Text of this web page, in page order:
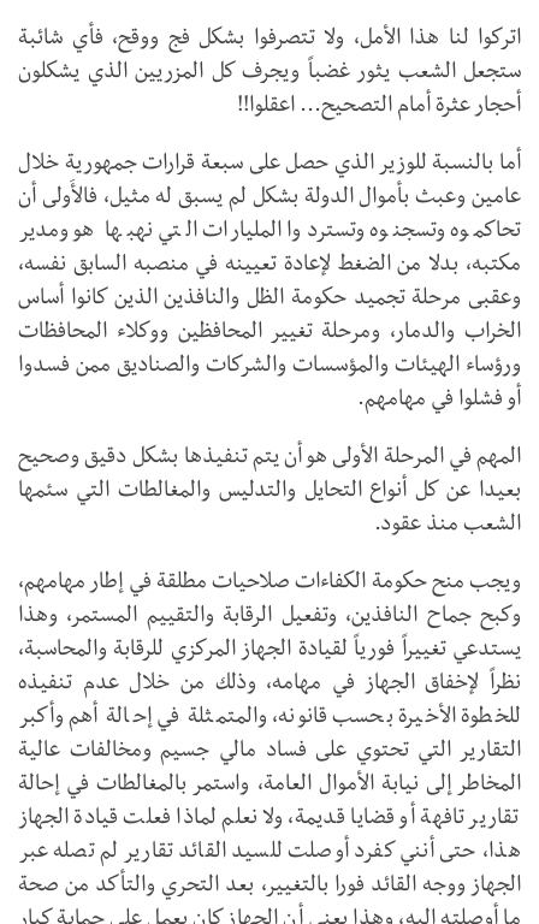
اتركوا لنا هذا الأمل، ولا تتصرفوا بشكل فج ووقح، فأي شائبة
ستجعل الشعب يثور غضباً ويجرف كل المزريين الذي يشكلون
أحجار عثرة أمام التصحيح... اعقلوا!!
أما بالنسبة للوزير الذي حصل على سبعة قرارات جمهورية خلال
عامين وعبث بأموال الدولة بشكل لم يسبق له مثيل، فالأَولى أن
تحاكموه وتسجنوه وتستردوا المليارات التي نهبها هو ومدير
مكتبه، بدلا من الضغط لإعادة تعيينه في منصبه السابق نفسه،
وعقبى مرحلة تجميد حكومة الظل والنافذين الذين كانوا أساس
الخراب والدمار، ومرحلة تغيير المحافظين ووكلاء المحافظات
ورؤساء الهيئات والمؤسسات والشركات والصناديق ممن فسدوا
أو فشلوا في مهامهم.
المهم في المرحلة الأولى هو أن يتم تنفيذها بشكل دقيق وصحيح
بعيدا عن كل أنواع التحايل والتدليس والمغالطات التي سئمها
الشعب منذ عقود.
ويجب منح حكومة الكفاءات صلاحيات مطلقة في إطار مهامهم،
وكبح جماح النافذين، وتفعيل الرقابة والتقييم المستمر، وهذا
يستدعي تغييراً فورياً لقيادة الجهاز المركزي للرقابة والمحاسبة،
نظراً لإخفاق الجهاز في مهامه، وذلك من خلال عدم تنفيذه
للخطوة الأخيرة بحسب قانونه، والمتمثلة في إحالة أهم وأكبر
التقارير التي تحتوي على فساد مالي جسيم ومخالفات عالية
المخاطر إلى نيابة الأموال العامة، واستمر بالمغالطات في إحالة
تقارير تافهة أو قضايا قديمة، ولا نعلم لماذا فعلت قيادة الجهاز
هذا، حتى أنني كفرد أوصلت للسيد القائد تقارير لم تصله عبر
الجهاز ووجه القائد فورا بالتغيير، بعد التحري والتأكد من صحة